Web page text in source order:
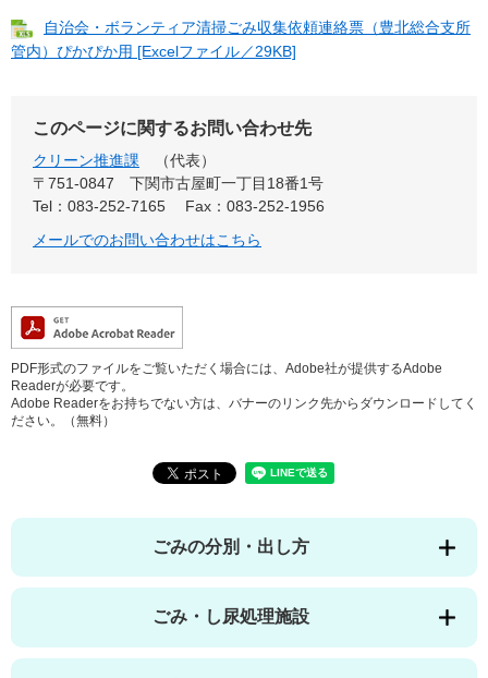
自治会・ボランティア清掃ごみ収集依頼連絡票（豊北総合支所
管内）ぴかぴか用 [Excelファイル／29KB]
このページに関するお問い合わせ先
クリーン推進課
代表
〒751-0847
下関市古屋町一丁目18番1号
Tel：083-252-7165
Fax：083-252-1956
メールでのお問い合わせはこちら
PDF形式のファイルをご覧いただく場合には、Adobe社が提供するAdobe
Readerが必要です。
Adobe Readerをお持ちでない方は、バナーのリンク先からダウンロードしてく
ださい。（無料）
ごみの分別・出し方
ごみ・し尿処理施設